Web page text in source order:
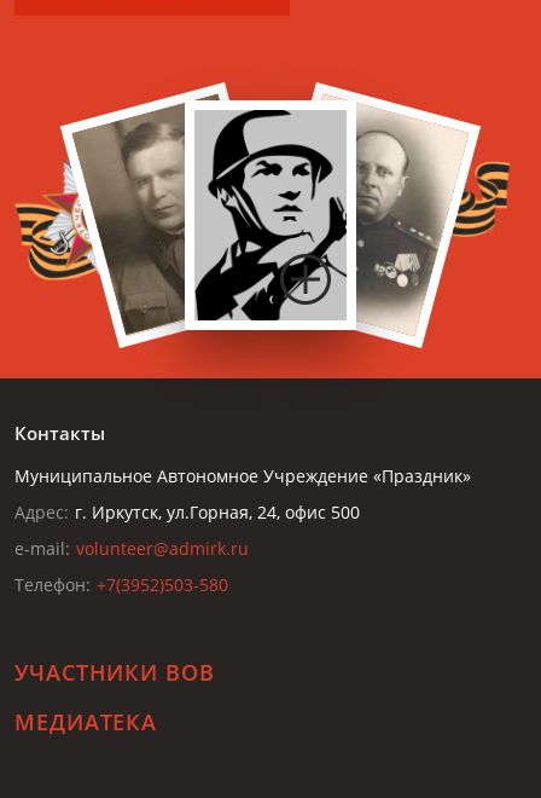
Контакты
Муниципальное Автономное Учреждение «Праздник»
Адрес: г. Иркутск, ул.Горная, 24, офис 500
e-mail: volunteer@admirk.ru
Телефон: +7(3952)503-580
УЧАСТНИКИ ВОВ
МЕДИАТЕКА